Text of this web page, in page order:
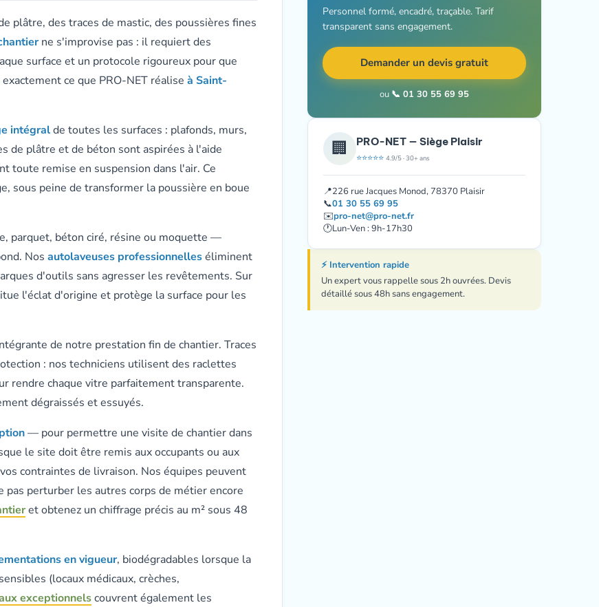
plâtre, des traces de mastic, des poussières fines
ne s'improvise pas : il requiert des
surface et un protocole rigoureux pour que
ce que PRO-NET réalise à Saint-
intégralde toutes les surfaces : plafonds, murs,
de plâtre et de béton sont aspirées à l'aide
toute remise en suspension dans l'air. Ce
sous peine de transformer la poussière en boue
parquet, béton ciré, résine ou moquette —
Nos autolaveuses professionnelleséliminent
d'outils sans agresser les revêtements. Sur
l'éclat d'origine et protège la surface pour les
de notre prestation fin de chantier. Traces
: nos techniciens utilisent des raclettes
rendre chaque vitre parfaitement transparente.
dégraissés et essuyés.
— pour permettre une visite de chantier dans
le site doit être remis aux occupants ou aux
contraintes de livraison. Nos équipes peuvent
pas perturber les autres corps de métier encore
et obtenez un chiffrage précis au m² sous 48
en vigueur, biodégradables lorsque la
(locaux médicaux, crèches,
exceptionnelscouvrent également les
Personnel formé, encadré, traçable. Tarif
transparent sans engagement.
Demander un devis gratuit
ou 📞 01 30 55 69 95
🏢 PRO-NET — Siège Plaisir
⭐⭐⭐⭐⭐ 4.9/5 · 30+ ans
📍226 rue Jacques Monod, 78370 Plaisir
📞01 30 55 69 95
✉️pro-net@pro-net.fr
🕐Lun-Ven : 9h-17h30
⚡ Intervention rapide
Un expert vous rappelle sous 2h ouvrées. Devis
détaillé sous 48h sans engagement.